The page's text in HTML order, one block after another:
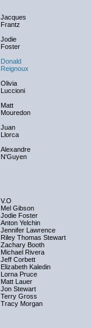
Jacques
Frantz
Jodie
Foster
Donald
Reignoux
Olivia
Luccioni
Matt
Mouredon
Juan
Llorca
Alexandre
N'Guyen
V.O
Mel Gibson
Jodie Foster
Anton Yelchin
Jennifer Lawrence
Riley Thomas Stewart
Zachary Booth
Michael Rivera
Jeff Corbett
Elizabeth Kaledin
Lorna Pruce
Matt Lauer
Jon Stewart
Terry Gross
Tracy Morgan